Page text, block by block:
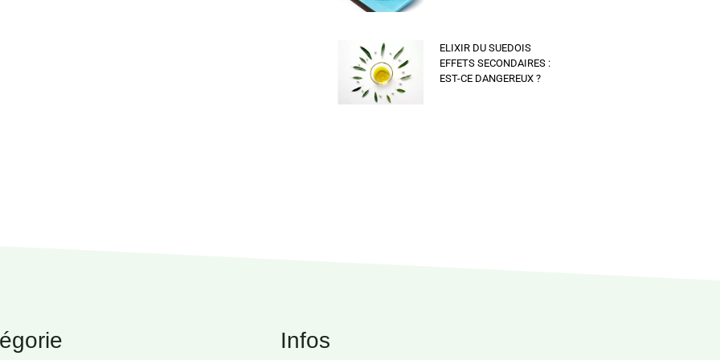
ELIXIR DU SUEDOIS
EFFETS SECONDAIRES :
EST-CE DANGEREUX ?
Infos